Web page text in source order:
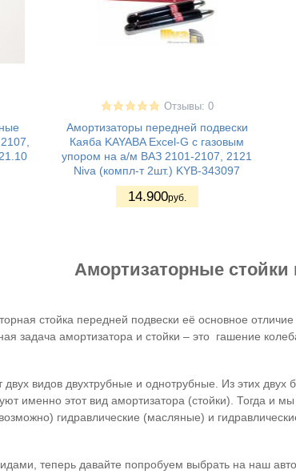
Отзывы: 0
Амортизаторы передней подвески
Каяба KAYABA Excel-G с газовым
упором на а/м ВАЗ 2101-2107, 2121
Niva (компл-т 2шт.) KYB-343097
14.900руб.
Амортизаторные стойки
стойка передней подвески её основное
задача амортизатора и стойки – это гашение
видов двухтрубные и однотрубные. Из этих
именно этот вид амортизатора (стойки). Тогда и
гидравлические (масляные) и
теперь давайте попробуем выбрать на наш